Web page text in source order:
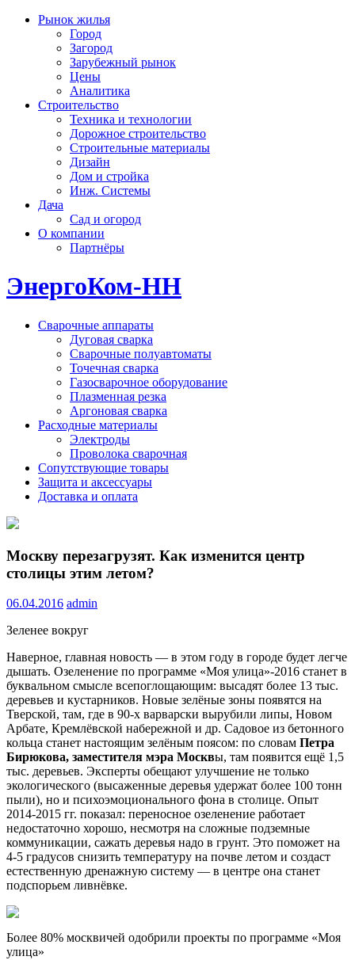
Рынок жилья
Город
Загород
Зарубежный рынок
Цены
Аналитика
Строительство
Техника и технологии
Дорожное строительство
Строительные материалы
Дизайн
Дом и стройка
Инж. Системы
Дача
Сад и огород
О компании
Партнёры
ЭнергоКом-НН
Сварочные аппараты
Дуговая сварка
Сварочные полуавтоматы
Точечная сварка
Газосварочное оборудование
Плазменная резка
Аргоновая сварка
Расходные материалы
Электроды
Проволока сварочная
Сопутствующие товары
Защита и аксессуары
Доставка и оплата
Москву перезагрузят. Как изменится центр
столицы этим летом?
06.04.2016 admin
Зеленее вокруг
Наверное, главная новость — в этом году в городе будет легче
дышать. Озеленение по программе «Моя улица»-2016 станет в
буквальном смысле всепоглощающим: высадят более 13 тыс.
деревьев и кустарников. Новые зелёные зоны появятся на
Тверской, там, где в 90-х варварски вырубили липы, Новом
Арбате, Кремлёвской набережной и др. Садовое из бетонного
кольца станет настоящим зелёным поясом: по словам Петра
Бирюкова, заместителя мэра Москвы, там появится ещё 1,5
тыс. деревьев. Эксперты обещают улучшение не только
экологического (высаженные деревья удержат более 100 тонн
пыли), но и психоэмоционального фона в столице. Опыт
2014-2015 гг. показал: переносное озеленение работает
недостаточно хорошо, несмотря на сложные подземные
коммуникации, сажать деревья надо в грунт. Это поможет на
4-5 градусов снизить температуру на почве летом и создаст
естественную дренажную систему — в центре она станет
подспорьем ливнёвке.
Более 80% москвичей одобрили проекты по программе «Моя
улица»